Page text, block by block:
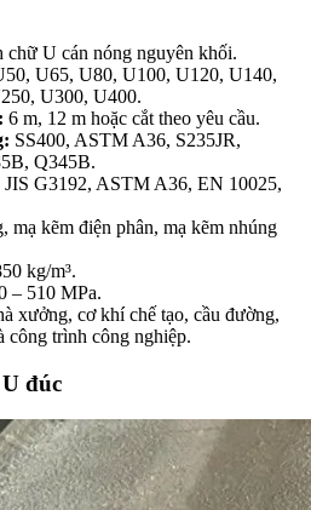
chữ U cán nóng nguyên khối.
U65, U80, U100, U120, U140,
U300, U400.
6 m, 12 m hoặc cắt theo yêu cầu.
SS400, ASTM A36, S235JR,
Q345B.
JIS G3192, ASTM A36, EN 10025,
mạ kẽm điện phân, mạ kẽm nhúng
kg/m³.
– 510 MPa.
xưởng, cơ khí chế tạo, cầu đường,
công trình công nghiệp.
đúc